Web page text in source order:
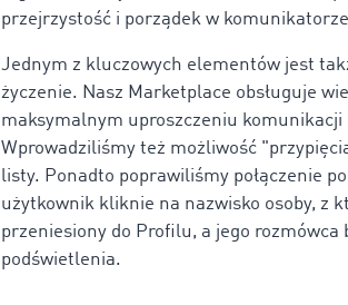
przejrzystość i porządek w
Jednym z kluczowych elementów jest
życzenie. Nasz Marketplace obsługuje
maksymalnym uproszczeniu
Wprowadziliśmy też możliwość
listy. Ponadto poprawiliśmy połączenie
użytkownik kliknie na nazwisko osoby, z
przeniesiony do Profilu, a jego
podświetlenia.